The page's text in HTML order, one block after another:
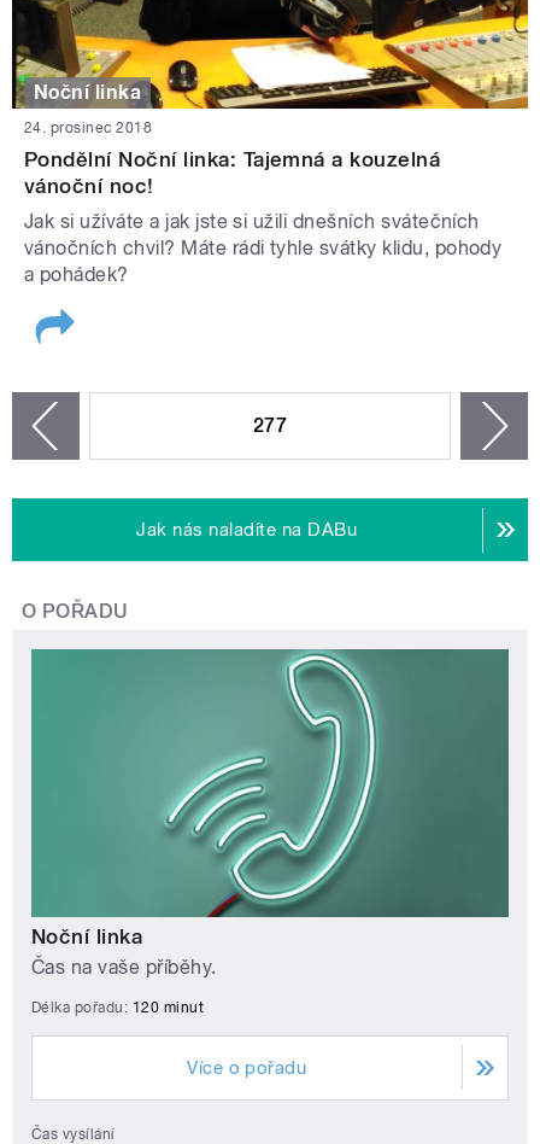
Noční linka
24. prosinec 2018
Pondělní Noční linka: Tajemná a kouzelná
vánoční noc!
Jak si užíváte a jak jste si užili dnešních svátečních
vánočních chvil? Máte rádi tyhle svátky klidu, pohody
a pohádek?
277
Jak nás naladíte na DABu
O POŘADU
Noční linka
Čas na vaše příběhy.
Délka pořadu: 120 minut
Více o pořadu
Čas vysílání